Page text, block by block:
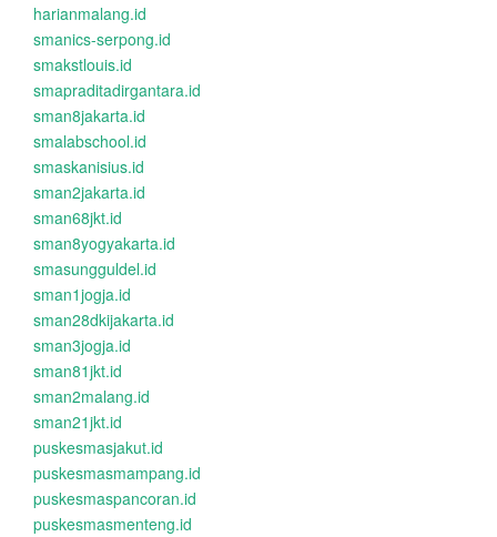
harianmalang.id
smanics-serpong.id
smakstlouis.id
smapraditadirgantara.id
sman8jakarta.id
smalabschool.id
smaskanisius.id
sman2jakarta.id
sman68jkt.id
sman8yogyakarta.id
smasungguldel.id
sman1jogja.id
sman28dkijakarta.id
sman3jogja.id
sman81jkt.id
sman2malang.id
sman21jkt.id
puskesmasjakut.id
puskesmasmampang.id
puskesmaspancoran.id
puskesmasmenteng.id